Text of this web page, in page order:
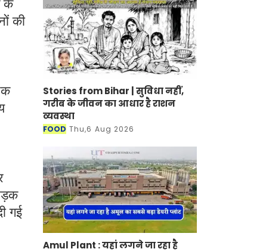
के
की
गई
Stories from Bihar | सुविधा नहीं,
गरीब के जीवन का आधार है राशन
व्यवस्था
FOOD Thu,6 Aug 2026
Amul Plant : यहां लगने जा रहा है